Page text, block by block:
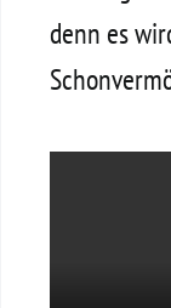
denn es